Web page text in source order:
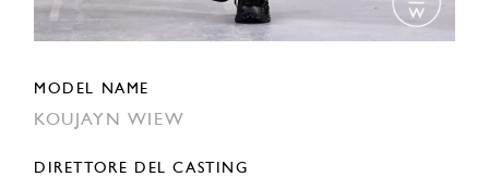
MODEL NAME
KOUJAYN WIEW
DIRETTORE DEL CASTING